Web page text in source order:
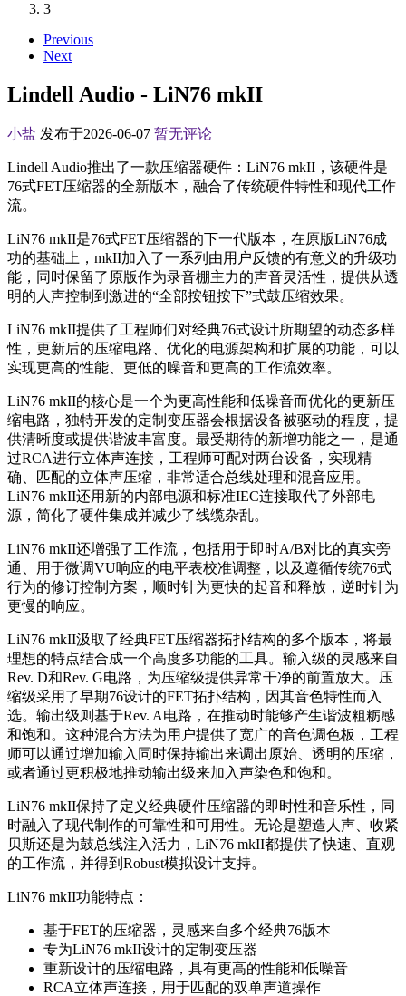
3
Previous
Next
Lindell Audio - LiN76 mkII
小盐 发布于2026-06-07 暂无评论
Lindell Audio推出了一款压缩器硬件：LiN76 mkII，该硬件是
76式FET压缩器的全新版本，融合了传统硬件特性和现代工作
流。
LiN76 mkII是76式FET压缩器的下一代版本，在原版LiN76成
功的基础上，mkII加入了一系列由用户反馈的有意义的升级功
能，同时保留了原版作为录音棚主力的声音灵活性，提供从透
明的人声控制到激进的“全部按钮按下”式鼓压缩效果。
LiN76 mkII提供了工程师们对经典76式设计所期望的动态多样
性，更新后的压缩电路、优化的电源架构和扩展的功能，可以
实现更高的性能、更低的噪音和更高的工作流效率。
LiN76 mkII的核心是一个为更高性能和低噪音而优化的更新压
缩电路，独特开发的定制变压器会根据设备被驱动的程度，提
供清晰度或提供谐波丰富度。最受期待的新增功能之一，是通
过RCA进行立体声连接，工程师可配对两台设备，实现精
确、匹配的立体声压缩，非常适合总线处理和混音应用。
LiN76 mkII还用新的内部电源和标准IEC连接取代了外部电
源，简化了硬件集成并减少了线缆杂乱。
LiN76 mkII还增强了工作流，包括用于即时A/B对比的真实旁
通、用于微调VU响应的电平表校准调整，以及遵循传统76式
行为的修订控制方案，顺时针为更快的起音和释放，逆时针为
更慢的响应。
LiN76 mkII汲取了经典FET压缩器拓扑结构的多个版本，将最
理想的特点结合成一个高度多功能的工具。输入级的灵感来自
Rev. D和Rev. G电路，为压缩级提供异常干净的前置放大。压
缩级采用了早期76设计的FET拓扑结构，因其音色特性而入
选。输出级则基于Rev. A电路，在推动时能够产生谐波粗粝感
和饱和。这种混合方法为用户提供了宽广的音色调色板，工程
师可以通过增加输入同时保持输出来调出原始、透明的压缩，
或者通过更积极地推动输出级来加入声染色和饱和。
LiN76 mkII保持了定义经典硬件压缩器的即时性和音乐性，同
时融入了现代制作的可靠性和可用性。无论是塑造人声、收紧
贝斯还是为鼓总线注入活力，LiN76 mkII都提供了快速、直观
的工作流，并得到Robust模拟设计支持。
LiN76 mkII功能特点：
基于FET的压缩器，灵感来自多个经典76版本
专为LiN76 mkII设计的定制变压器
重新设计的压缩电路，具有更高的性能和低噪音
RCA立体声连接，用于匹配的双单声道操作